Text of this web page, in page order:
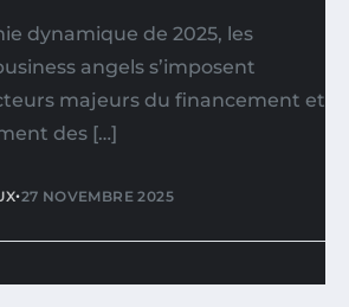
dynamique de 2025, les
angels s’imposent
majeurs du financement et
des […]
•27 NOVEMBRE 2025